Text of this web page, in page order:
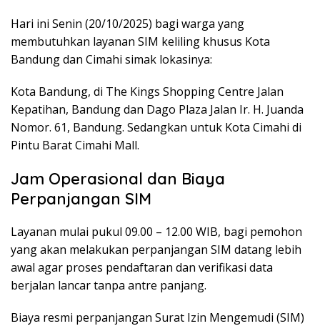
Hari ini Senin (20/10/2025) bagi warga yang
membutuhkan layanan SIM keliling khusus Kota
Bandung dan Cimahi simak lokasinya:
Kota Bandung, di The Kings Shopping Centre Jalan
Kepatihan, Bandung dan Dago Plaza Jalan Ir. H. Juanda
Nomor. 61, Bandung. Sedangkan untuk Kota Cimahi di
Pintu Barat Cimahi Mall.
Jam Operasional dan Biaya
Perpanjangan SIM
Layanan mulai pukul 09.00 – 12.00 WIB, bagi pemohon
yang akan melakukan perpanjangan SIM datang lebih
awal agar proses pendaftaran dan verifikasi data
berjalan lancar tanpa antre panjang.
Biaya resmi perpanjangan Surat Izin Mengemudi (SIM)